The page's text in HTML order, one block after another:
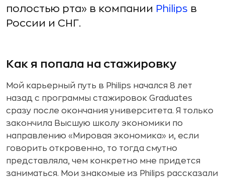
полостью рта» в компании Philips в
России и СНГ.
Как я попала на стажировку
Мой карьерный путь в Philips начался 8 лет
назад с программы стажировок Graduates
сразу после окончания университета. Я только
закончила Высшую школу экономики по
направлению «Мировая экономика» и, если
говорить откровенно, то тогда смутно
представляла, чем конкретно мне придется
заниматься. Мои знакомые из Philips рассказали